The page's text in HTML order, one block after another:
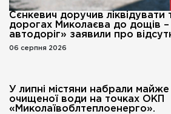
Сєнкевич доручив ліквідувати
дорогах Миколаєва до дощів
автодоріг» заявили про
06 серпня 2026
У липні містяни набрали майже
очищеної води на точках ОКП
«Миколаївоблтеплоенерго».